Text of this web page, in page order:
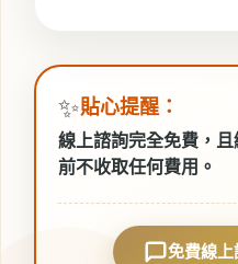
✨貼心提醒：
線上諮詢完全免費 ，
前不收取任何費用。
免費線上